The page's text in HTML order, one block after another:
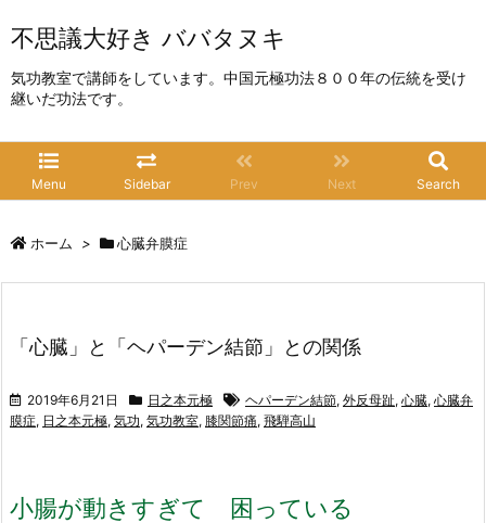
不思議大好き ババタヌキ
気功教室で講師をしています。中国元極功法８００年の伝統を受け
継いだ功法です。
Menu Sidebar Prev Next Search
ホーム > 心臓弁膜症
「心臓」と「ヘパーデン結節」との関係
2019年6月21日 日之本元極 ヘパーデン結節, 外反母趾, 心臓, 心臓弁
膜症, 日之本元極, 気功, 気功教室, 膝関節痛, 飛騨高山
小腸が動きすぎて 困っている